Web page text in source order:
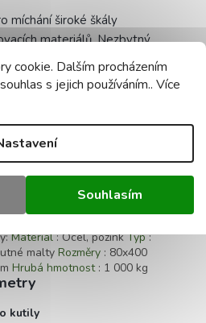
cookie. Dalším procházením
s jejich používáním.. Více
Souhlasím
míchání široké škály
materiálů. Nezbytný
pracích a v
krmiv a dalších látek.
: Ideální pro použití na
Pro kutily: Nenahraditelný při
dokončovacích pracích.Pro
krmiva a dalších
Materiál: Ocel, pozinkTyp:
malty Rozměry : 80x400
Hrubá hmotnost: 1 000 kg
kutily